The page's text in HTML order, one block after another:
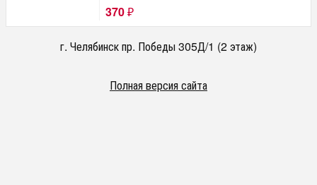
370 ₽
г. Челябинск пр. Победы 305Д/1 (2 этаж)
Полная версия сайта